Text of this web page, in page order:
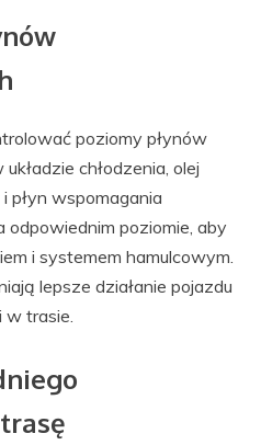
poziomy płynów
chłodzenia, olej
płyn wspomagania
poziomie, aby
i systemem hamulcowym.
lepsze działanie pojazdu
trasie.